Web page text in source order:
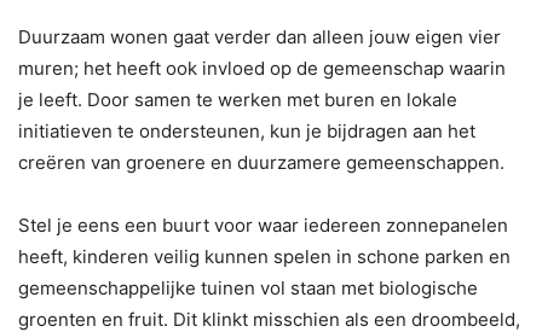
Duurzaam wonen gaat verder dan alleen jouw eigen vier
muren; het heeft ook invloed op de gemeenschap waarin
je leeft. Door samen te werken met buren en lokale
initiatieven te ondersteunen, kun je bijdragen aan het
creëren van groenere en duurzamere gemeenschappen.
Stel je eens een buurt voor waar iedereen zonnepanelen
heeft, kinderen veilig kunnen spelen in schone parken en
gemeenschappelijke tuinen vol staan met biologische
groenten en fruit. Dit klinkt misschien als een droombeeld,